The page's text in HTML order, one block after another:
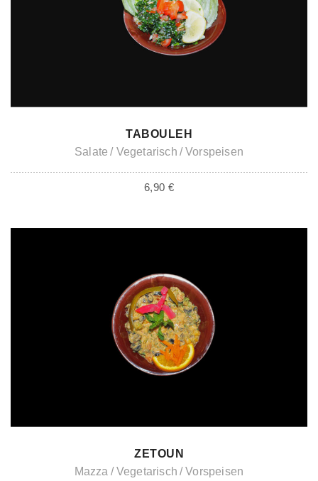
ADD TO CART
TABOULEH
Salate
Vegetarisch Vorspeisen
6,90 €
ADD TO CART
ZETOUN
Mazza
Vegetarisch Vorspeisen